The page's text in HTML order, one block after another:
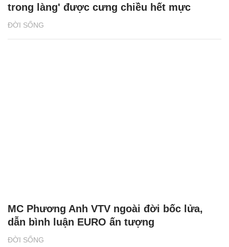
ĐỜI SỐNG
trong làng' được cưng chiều hết mực
ĐỜI SỐNG
MC Phương Anh VTV ngoài đời bốc lửa,
dẫn bình luận EURO ấn tượng